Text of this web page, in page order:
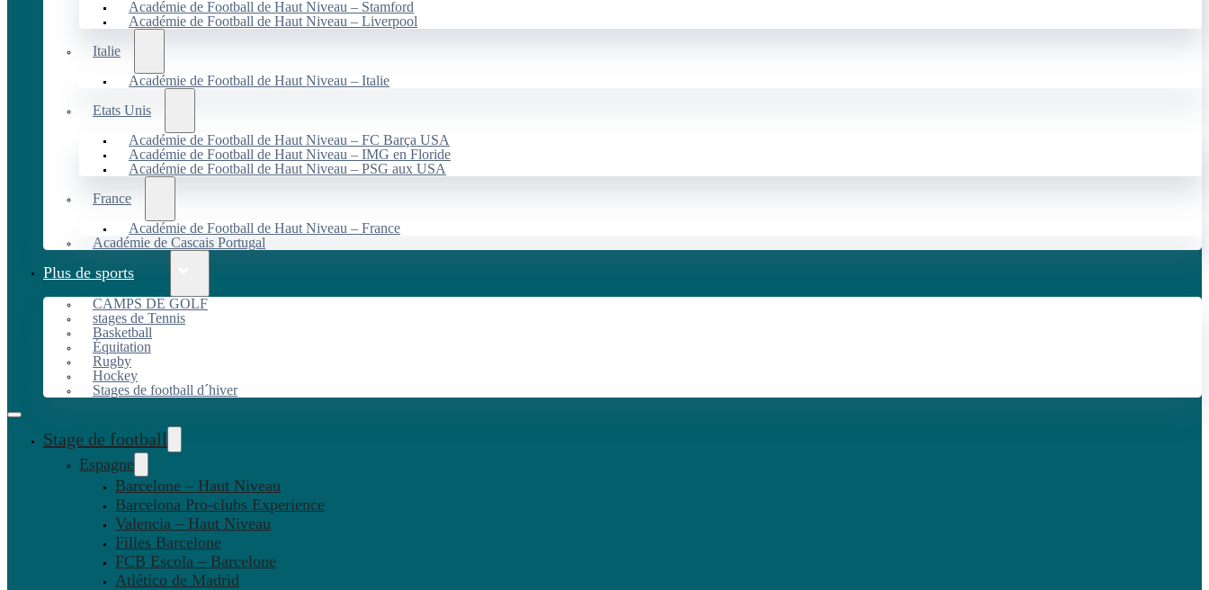
Académie de Football de Haut Niveau – Stamford
Académie de Football de Haut Niveau – Liverpool
Italie
Académie de Football de Haut Niveau – Italie
Etats Unis
Académie de Football de Haut Niveau – FC Barça USA
Académie de Football de Haut Niveau – IMG en Floride
Académie de Football de Haut Niveau – PSG aux USA
France
Académie de Football de Haut Niveau – France
Académie de Cascais Portugal
Plus de sports
CAMPS DE GOLF
stages de Tennis
Basketball
Équitation
Rugby
Hockey
Stages de football d´hiver
Stage de football
Espagne
Barcelone – Haut Niveau
Barcelona Pro-clubs Experience
Valencia – Haut Niveau
Filles Barcelone
FCB Escola – Barcelone
Atlético de Madrid